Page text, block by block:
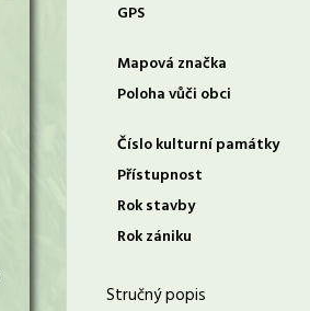
GPS
Mapová značka
Poloha vůči obci
Číslo kulturní památky
Přístupnost
Rok stavby
Rok zániku
Stručný popis